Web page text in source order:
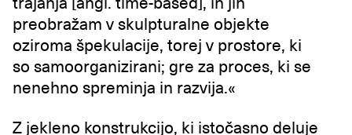
preobražam v skulpturalne objekte
oziroma špekulacije, torej v prostore, ki
so samoorganizirani; gre za proces, ki se
nenehno spreminja in razvija.«
Z jekleno konstrukcijo, ki istočasno deluje